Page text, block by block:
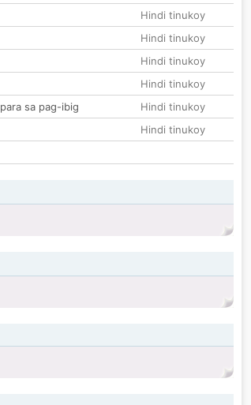
Hindi tinukoy
Hindi tinukoy
Hindi tinukoy
Hindi tinukoy
sa pag-ibig
Hindi tinukoy
Hindi tinukoy